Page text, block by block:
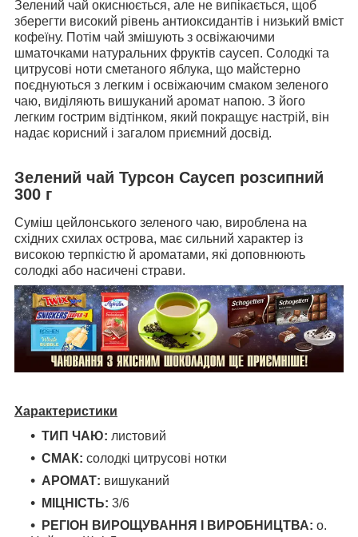
Зелений чай окиснюється, але не випікається, щоб
зберегти високий рівень антиоксидантів і низький вміст
кофеїну. Потім чай змішують з освіжаючими
шматочками натуральних фруктів саусеп. Солодкі та
цитрусові ноти сметаного яблука, що майстерно
поєднуються з легким і освіжаючим смаком зеленого
чаю, виділяють вишуканий аромат напою. З його
легким гострим відтінком, який покращує настрій, він
надає корисний і загалом приємний досвід.
Зелений чай Турсон Саусеп розсипний
300 г
Суміш цейлонського зеленого чаю, вироблена на
східних схилах острова, має сильний характер із
високою терпкістю й ароматами, які доповнюють
солодкі або насичені страви.
Характеристики
ТИП ЧАЮ: листовий
СМАК: солодкі цитрусові нотки
АРОМАТ: вишуканий
МІЦНІСТЬ: 3/6
РЕГІОН ВИРОЩУВАННЯ І ВИРОБНИЦТВА: о.